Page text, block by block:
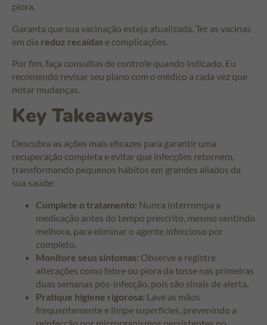
piora.
Garanta que sua vacinação esteja atualizada. Ter as vacinas
em dia reduz recaídas e complicações.
Por fim, faça consultas de controle quando indicado. Eu
recomendo revisar seu plano com o médico a cada vez que
notar mudanças.
Key Takeaways
Descubra as ações mais eficazes para garantir uma
recuperação completa e evitar que infecções retornem,
transformando pequenos hábitos em grandes aliados da
sua saúde:
Complete o tratamento: Nunca interrompa a
medicação antes do tempo prescrito, mesmo sentindo
melhora, para eliminar o agente infeccioso por
completo.
Monitore seus sintomas: Observe e registre
alterações como febre ou piora da tosse nas primeiras
duas semanas pós-infecção, pois são sinais de alerta.
Pratique higiene rigorosa: Lave as mãos
frequentemente e limpe superfícies, prevenindo a